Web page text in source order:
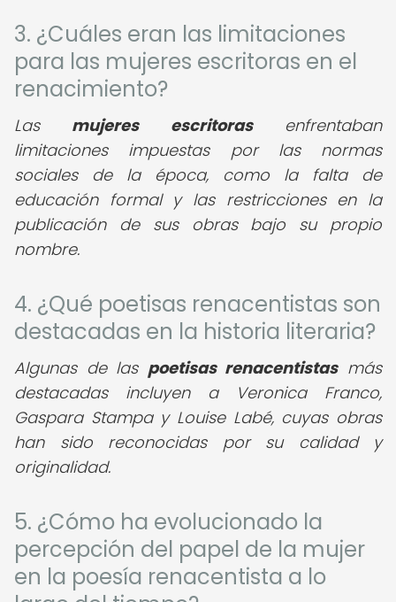
3. ¿Cuáles eran las limitaciones
para las mujeres escritoras en el
renacimiento?
Las mujeres escritorasenfrentaban
limitaciones impuestas por las normas
sociales de la época, como la falta de
educación formal y las restricciones en la
publicación de sus obras bajo su propio
nombre.
4. ¿Qué poetisas renacentistas son
destacadas en la historia literaria?
Algunas de las poetisas renacentistasmás
destacadas incluyen a Veronica Franco,
Gaspara Stampa y Louise Labé, cuyas obras
han sido reconocidas por su calidad y
originalidad.
5. ¿Cómo ha evolucionado la
percepción del papel de la mujer
en la poesía renacentista a lo